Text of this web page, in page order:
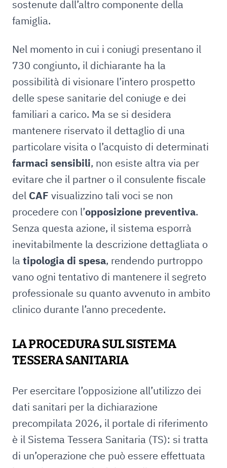
sostenute dall’altro componente della
famiglia.
Nel momento in cui i coniugi presentano il
730 congiunto, il dichiarante ha la
possibilità di visionare l’intero prospetto
delle spese sanitarie del coniuge e dei
familiari a carico. Ma se si desidera
mantenere riservato il dettaglio di una
particolare visita o l’acquisto di determinati
farmaci sensibili, non esiste altra via per
evitare che il partner o il consulente fiscale
del CAF visualizzino tali voci se non
procedere con l’opposizione preventiva.
Senza questa azione, il sistema esporrà
inevitabilmente la descrizione dettagliata o
la tipologia di spesa, rendendo purtroppo
vano ogni tentativo di mantenere il segreto
professionale su quanto avvenuto in ambito
clinico durante l’anno precedente.
LA PROCEDURA SUL SISTEMA
TESSERA SANITARIA
Per esercitare l’opposizione all’utilizzo dei
dati sanitari per la dichiarazione
precompilata 2026, il portale di riferimento
è il Sistema Tessera Sanitaria (TS): si tratta
di un’operazione che può essere effettuata